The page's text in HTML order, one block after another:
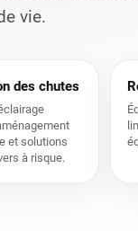
vie.
des chutes
et solutions
à risque.